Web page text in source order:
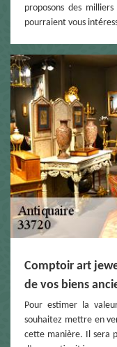
proposons des
pourraient vous
Comptoir art
de vos biens
Pour estimer la
souhaitez mettre en
cette manière. Il sera